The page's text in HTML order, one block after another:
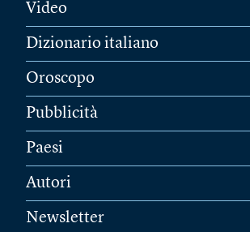
Video
Dizionario italiano
Oroscopo
Pubblicità
Paesi
Autori
Newsletter